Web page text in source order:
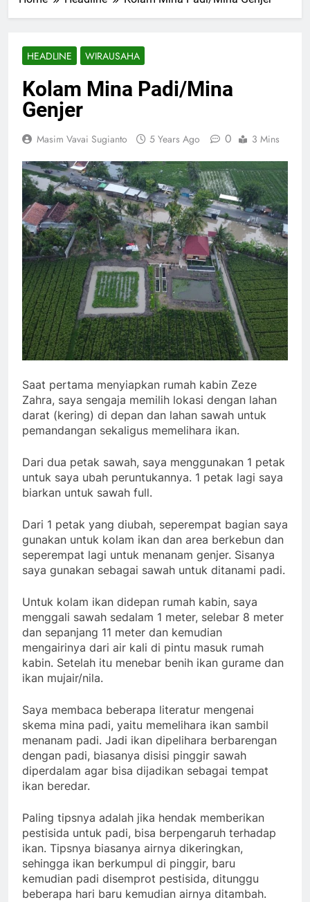
HEADLINE WIRAUSAHA
Kolam Mina Padi/Mina
Genjer
Masim Vavai Sugianto 5 Years Ago 0 3 Mins
Saat pertama menyiapkan rumah kabin Zeze
Zahra, saya sengaja memilih lokasi dengan lahan
darat (kering) di depan dan lahan sawah untuk
pemandangan sekaligus memelihara ikan.
Dari dua petak sawah, saya menggunakan 1 petak
untuk saya ubah peruntukannya. 1 petak lagi saya
biarkan untuk sawah full.
Dari 1 petak yang diubah, seperempat bagian saya
gunakan untuk kolam ikan dan area berkebun dan
seperempat lagi untuk menanam genjer. Sisanya
saya gunakan sebagai sawah untuk ditanami padi.
Untuk kolam ikan didepan rumah kabin, saya
menggali sawah sedalam 1 meter, selebar 8 meter
dan sepanjang 11 meter dan kemudian
mengairinya dari air kali di pintu masuk rumah
kabin. Setelah itu menebar benih ikan gurame dan
ikan mujair/nila.
Saya membaca beberapa literatur mengenai
skema mina padi, yaitu memelihara ikan sambil
menanam padi. Jadi ikan dipelihara berbarengan
dengan padi, biasanya disisi pinggir sawah
diperdalam agar bisa dijadikan sebagai tempat
ikan beredar.
Paling tipsnya adalah jika hendak memberikan
pestisida untuk padi, bisa berpengaruh terhadap
ikan. Tipsnya biasanya airnya dikeringkan,
sehingga ikan berkumpul di pinggir, baru
kemudian padi disemprot pestisida, ditunggu
beberapa hari baru kemudian airnya ditambah.